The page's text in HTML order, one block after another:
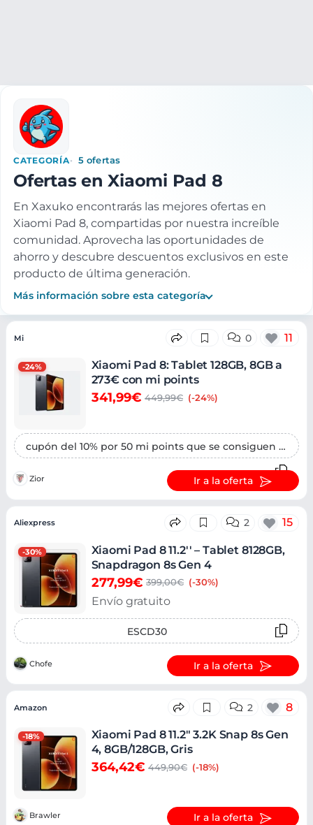
CATEGORÍA 5 ofertas
Ofertas en Xiaomi Pad 8
En Xaxuko encontrarás las mejores ofertas en
Xiaomi Pad 8, compartidas por nuestra increíble
comunidad. Aprovecha las oportunidades de
ahorro y descubre descuentos exclusivos en este
producto de última generación.
Más información sobre esta categoría
Ofertas
-24%
Mi 0 11
Xiaomi Pad 8: Tablet 128GB, 8GB a
273€ con mi points
341,99€ 449,99€ (-24%)
cupón del 10% por 50 mi points que se consiguen al registrarse en Xiaomi
Zior Ir a la oferta
-30%
Aliexpress 2 15
Xiaomi Pad 8 11.2'' – Tablet 8128GB,
Snapdragon 8s Gen 4
277,99€ 399,00€ (-30%)
Envío gratuito
ESCD30
Chofe Ir a la oferta
-18%
Amazon 2 8
Xiaomi Pad 8 11.2" 3.2K Snap 8s Gen
4, 8GB/128GB, Gris
364,42€ 449,90€ (-18%)
Brawler Ir a la oferta